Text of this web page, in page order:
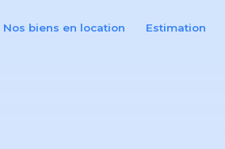
Nos biens en location Estimation